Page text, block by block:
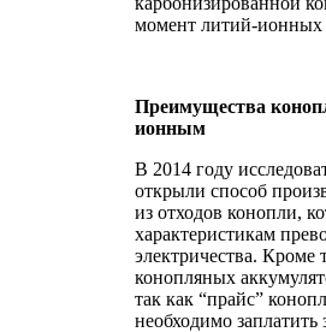
момент литий-ионных
Преимущества
ионным
В 2014 году
открыли способ
из отходов конопли,
характеристикам
электричества. Кроме
конопляных
так как “прайс”
необходимо заплатить